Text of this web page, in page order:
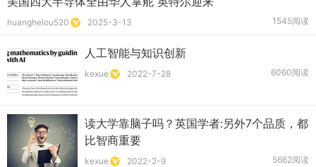
huanghelou520 2025-3-13 1545阅读
人工智能与知识创新
kexue 2022-7-28 6060阅读
读大学靠脑子吗？英国学者:另外7个品质，都
比智商重要
kexue 2022-2-9 5662阅读